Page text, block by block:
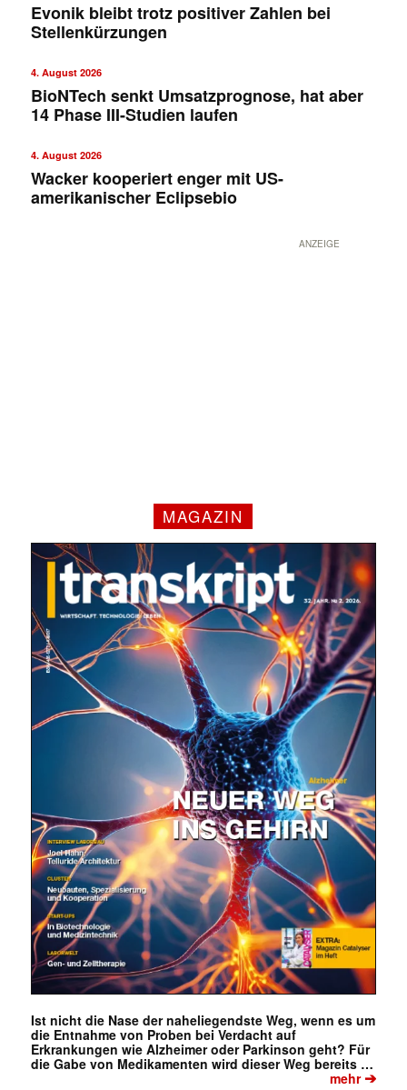
Evonik bleibt trotz positiver Zahlen bei
Stellenkürzungen
4. August 2026
BioNTech senkt Umsatzprognose, hat aber
14 Phase III-Studien laufen
4. August 2026
Wacker kooperiert enger mit US-
amerikanischer Eclipsebio
ANZEIGE
MAGAZIN
Ist nicht die Nase der naheliegendste Weg, wenn es um
die Entnahme von Proben bei Verdacht auf
Erkrankungen wie Alzheimer oder Parkinson geht? Für
die Gabe von Medikamenten wird dieser Weg bereits …
mehr➔